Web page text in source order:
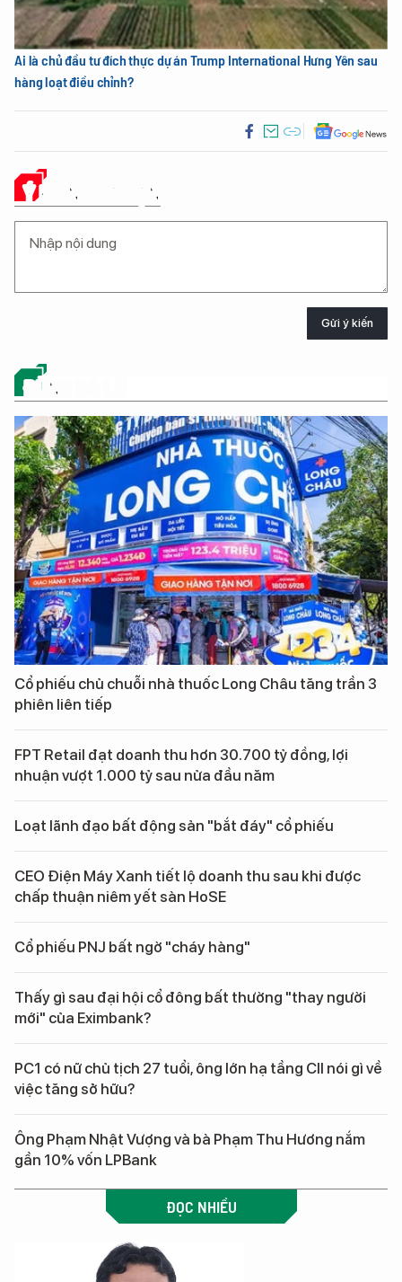
Ai là chủ đầu tư đích thực dự án Trump International Hưng Yên sau
hàng loạt điều chỉnh?
Ý KIẾN CỦA BẠN
Gửi ý kiến
ĐỪNG BỎ LỠ
Cổ phiếu chủ chuỗi nhà thuốc Long Châu tăng trần 3
phiên liên tiếp
FPT Retail đạt doanh thu hơn 30.700 tỷ đồng, lợi
nhuận vượt 1.000 tỷ sau nửa đầu năm
Loạt lãnh đạo bất động sản "bắt đáy" cổ phiếu
CEO Điện Máy Xanh tiết lộ doanh thu sau khi được
chấp thuận niêm yết sàn HoSE
Cổ phiếu PNJ bất ngờ "cháy hàng"
Thấy gì sau đại hội cổ đông bất thường "thay người
mới" của Eximbank?
PC1 có nữ chủ tịch 27 tuổi, ông lớn hạ tầng CII nói gì về
việc tăng sở hữu?
Ông Phạm Nhật Vượng và bà Phạm Thu Hương nắm
gần 10% vốn LPBank
ĐỌC NHIỀU